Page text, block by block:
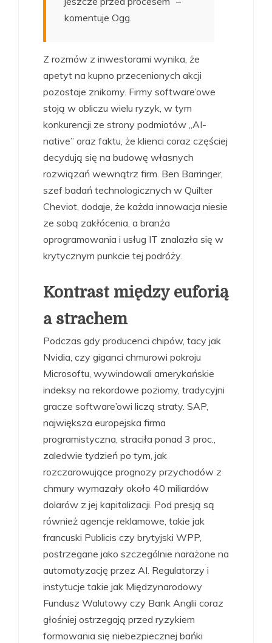
komentuje Ogg.
Z rozmów z inwestorami wynika, że
apetyt na kupno przecenionych akcji
pozostaje znikomy. Firmy software’owe
stoją w obliczu wielu ryzyk, w tym
konkurencji ze strony podmiotów „AI-
native” oraz faktu, że klienci coraz częściej
decydują się na budowę własnych
rozwiązań wewnątrz firm. Ben Barringer,
szef badań technologicznych w Quilter
Cheviot, dodaje, że każda innowacja niesie
ze sobą zakłócenia, a branża
oprogramowania i usług IT znalazła się w
krytycznym punkcie tej podróży.
Kontrast między euforią
a strachem
Podczas gdy producenci chipów, tacy jak
Nvidia, czy giganci chmurowi pokroju
Microsoftu, wywindowali amerykańskie
indeksy na rekordowe poziomy, tradycyjni
gracze software’owi liczą straty. SAP,
największa europejska firma
programistyczna, straciła ponad 3 proc.,
zaledwie tydzień po tym, jak
rozczarowujące prognozy przychodów z
chmury wymazały około 40 miliardów
dolarów z jej kapitalizacji. Pod presją są
również agencje reklamowe, takie jak
francuski Publicis czy brytyjski WPP,
postrzegane jako szczególnie narażone na
automatyzację przez AI. Regulatorzy i
instytucje takie jak Międzynarodowy
Fundusz Walutowy czy Bank Anglii coraz
głośniej ostrzegają przed ryzykiem
formowania się niebezpiecznej bańki